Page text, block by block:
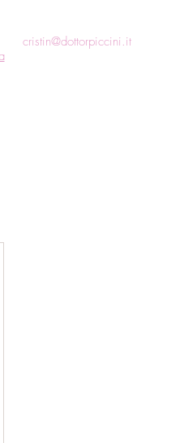
cristin@dottorpiccini.it